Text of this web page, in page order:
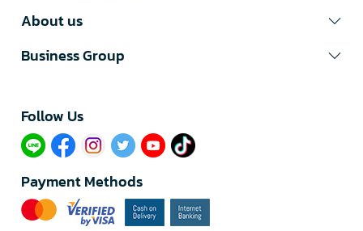
About us
Business Group
Follow Us​
Payment Methods